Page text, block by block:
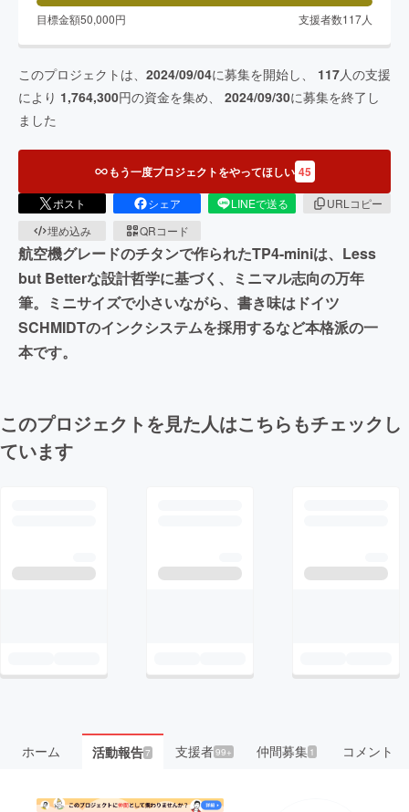
目標金額50,000円 支援者数117人
このプロジェクトは、 2024/09/04に募集を開始し、 117人の支援
により 1,764,300円の資金を集め、 2024/09/30に募集を終了し
ました
もう一度プロジェクトをやってほしい 45
ポスト シェア LINEで送る
URLコピー
埋め込み
QRコード
航空機グレードのチタンで作られたTP4-miniは、Less
but Betterな設計哲学に基づく、ミニマル志向の万年
筆。ミニサイズで小さいながら、書き味はドイツ
SCHMIDTのインクシステムを採用するなど本格派の一
本です。
このプロジェクトを見た人はこちらもチェックし
ています
ホーム 活動報告7 支援者99+ 仲間募集 1 コメント